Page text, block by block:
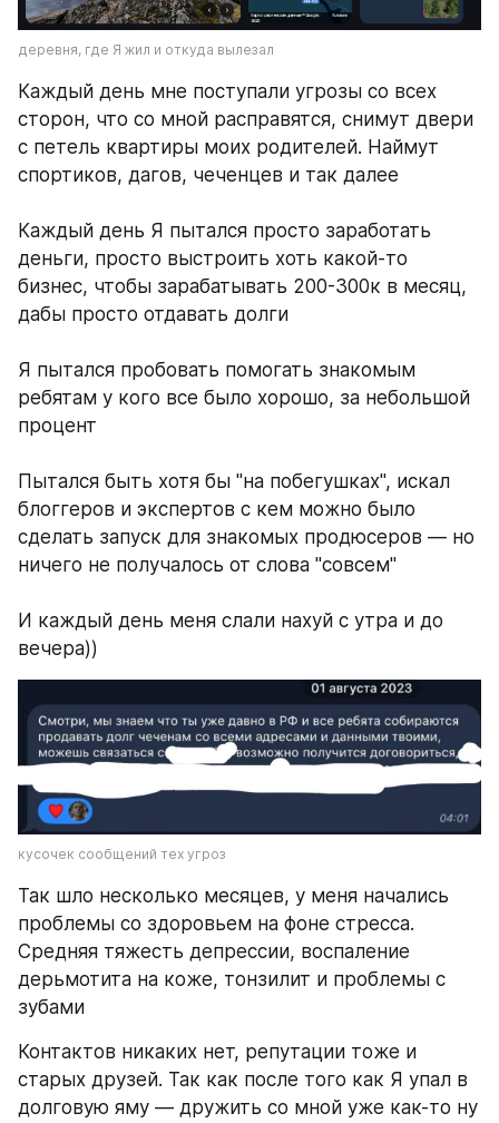
деревня, где Я жил и откуда вылезал
Каждый день мне поступали угрозы со всех
сторон, что со мной расправятся, снимут двери
с петель квартиры моих родителей. Наймут
спортиков, дагов, чеченцев и так далее
Каждый день Я пытался просто заработать
деньги, просто выстроить хоть какой-то
бизнес, чтобы зарабатывать 200-300к в месяц,
дабы просто отдавать долги
Я пытался пробовать помогать знакомым
ребятам у кого все было хорошо, за небольшой
процент
Пытался быть хотя бы "на побегушках", искал
блоггеров и экспертов с кем можно было
сделать запуск для знакомых продюсеров — но
ничего не получалось от слова "совсем"
И каждый день меня слали нахуй с утра и до
вечера))
кусочек сообщений тех угроз
Так шло несколько месяцев, у меня начались
проблемы со здоровьем на фоне стресса.
Средняя тяжесть депрессии, воспаление
дерьмотита на коже, тонзилит и проблемы с
зубами
Контактов никаких нет, репутации тоже и
старых друзей. Так как после того как Я упал в
долговую яму — дружить со мной уже как-то ну